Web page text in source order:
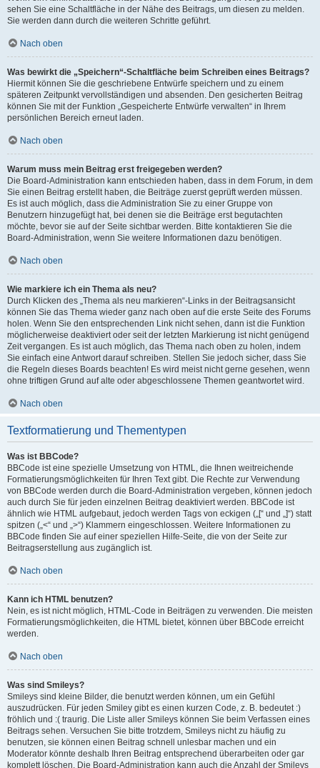
sehen Sie eine Schaltfläche in der Nähe des Beitrags, um diesen zu melden.
Sie werden dann durch die weiteren Schritte geführt.
Nach oben
Was bewirkt die „Speichern“-Schaltfläche beim Schreiben eines Beitrags?
Hiermit können Sie die geschriebene Entwürfe speichern und zu einem
späteren Zeitpunkt vervollständigen und absenden. Den gesicherten Beitrag
können Sie mit der Funktion „Gespeicherte Entwürfe verwalten“ in Ihrem
persönlichen Bereich erneut laden.
Nach oben
Warum muss mein Beitrag erst freigegeben werden?
Die Board-Administration kann entschieden haben, dass in dem Forum, in dem
Sie einen Beitrag erstellt haben, die Beiträge zuerst geprüft werden müssen.
Es ist auch möglich, dass die Administration Sie zu einer Gruppe von
Benutzern hinzugefügt hat, bei denen sie die Beiträge erst begutachten
möchte, bevor sie auf der Seite sichtbar werden. Bitte kontaktieren Sie die
Board-Administration, wenn Sie weitere Informationen dazu benötigen.
Nach oben
Wie markiere ich ein Thema als neu?
Durch Klicken des „Thema als neu markieren“-Links in der Beitragsansicht
können Sie das Thema wieder ganz nach oben auf die erste Seite des Forums
holen. Wenn Sie den entsprechenden Link nicht sehen, dann ist die Funktion
möglicherweise deaktiviert oder seit der letzten Markierung ist nicht genügend
Zeit vergangen. Es ist auch möglich, das Thema nach oben zu holen, indem
Sie einfach eine Antwort darauf schreiben. Stellen Sie jedoch sicher, dass Sie
die Regeln dieses Boards beachten! Es wird meist nicht gerne gesehen, wenn
ohne triftigen Grund auf alte oder abgeschlossene Themen geantwortet wird.
Nach oben
Textformatierung und Thementypen
Was ist BBCode?
BBCode ist eine spezielle Umsetzung von HTML, die Ihnen weitreichende
Formatierungsmöglichkeiten für Ihren Text gibt. Die Rechte zur Verwendung
von BBCode werden durch die Board-Administration vergeben, können jedoch
auch durch Sie für jeden einzelnen Beitrag deaktiviert werden. BBCode ist
ähnlich wie HTML aufgebaut, jedoch werden Tags von eckigen („[“ und „]“) statt
spitzen („<“ und „>“) Klammern eingeschlossen. Weitere Informationen zu
BBCode finden Sie auf einer speziellen Hilfe-Seite, die von der Seite zur
Beitragserstellung aus zugänglich ist.
Nach oben
Kann ich HTML benutzen?
Nein, es ist nicht möglich, HTML-Code in Beiträgen zu verwenden. Die meisten
Formatierungsmöglichkeiten, die HTML bietet, können über BBCode erreicht
werden.
Nach oben
Was sind Smileys?
Smileys sind kleine Bilder, die benutzt werden können, um ein Gefühl
auszudrücken. Für jeden Smiley gibt es einen kurzen Code, z. B. bedeutet :)
fröhlich und :( traurig. Die Liste aller Smileys können Sie beim Verfassen eines
Beitrags sehen. Versuchen Sie bitte trotzdem, Smileys nicht zu häufig zu
benutzen, sie können einen Beitrag schnell unlesbar machen und ein
Moderator könnte deshalb Ihren Beitrag entsprechend überarbeiten oder gar
komplett löschen. Die Board-Administration kann auch die Anzahl der Smileys